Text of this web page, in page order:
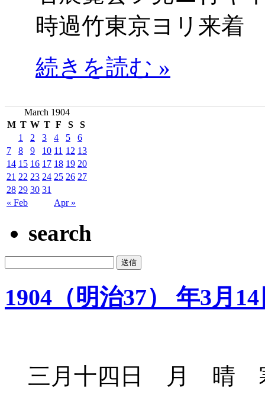
時過竹東京ヨリ来着
続きを読む »
March 1904
M T W T F S S
« Feb Apr »
1 2 3 4 5
6
7
8 9 10 11 12 13
14 15 16 17 18 19 20
21 22 23 24 25 26 27
28 29 30 31
search
1904（明治37） 年3月
三月十四日 月 晴